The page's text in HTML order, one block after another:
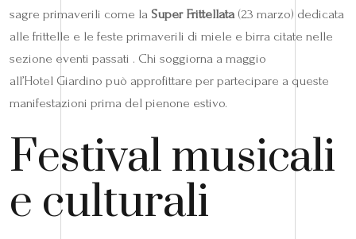
sagre primaverili come la Super Frittellata(23 marzo) dedicata
alle frittelle e le feste primaverili di miele e birra citate nelle
sezione eventi passati . Chi soggiorna a maggio
all’Hotel Giardino può approfittare per partecipare a queste
manifestazioni prima del pienone estivo.
Festival musicali
e culturali